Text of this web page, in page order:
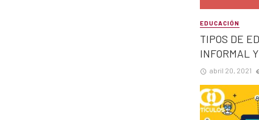
EDUCACIÓN
TIPOS DE
INFORMAL
abril 20, 2021